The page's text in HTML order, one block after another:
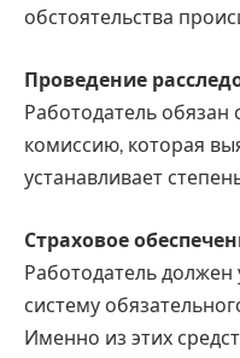
обстоятельства
Проведение
Работодатель
комиссию, которая
устанавливает
Страховое
Работодатель
систему
Именно из этих